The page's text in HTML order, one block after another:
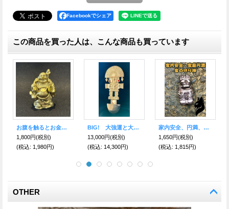
Facebookでシェア
この商品を買った人は、こんな商品も買っています
家内安全、円満、家の守り神、守護★アンデススピューマ
(税別)
1,815円)
人間関係を改善、正しい道へ導かれる 三眼天珠＆アベンチュリン
(税別)
4,950円)
男女の絆を結ぶ♡幸運の精霊 クチミルコ インカ帝国チャンカイ文化 PERU
11,000円 (税別)
12,100円)
OTHER